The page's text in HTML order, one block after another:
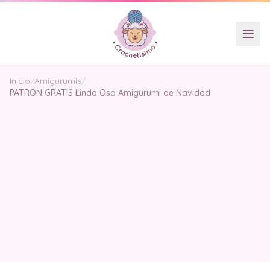
Inicio/Amigurumis/
PATRON GRATIS Lindo Oso Amigurumi de Navidad